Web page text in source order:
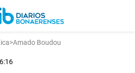
>Amado Boudou